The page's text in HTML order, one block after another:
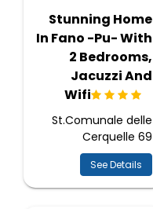
Stunning Home
In Fano -Pu- With
2 Bedrooms,
Jacuzzi And
Wifi
St.Comunale delle
Cerquelle 69
See Details